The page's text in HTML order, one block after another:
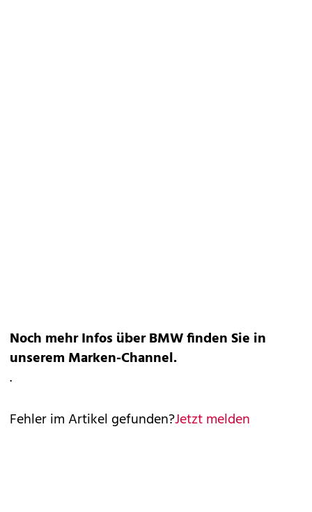
Noch mehr Infos über BMW finden Sie in
unserem Marken-Channel.
.
Fehler im Artikel gefunden?Jetzt melden